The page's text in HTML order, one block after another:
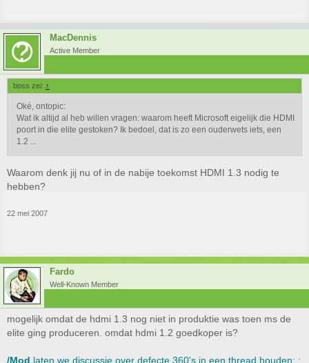
MacDennis
Active Member
boss zei: ↑
Oké, ontopic:
Wat ik altijd al heb willen vragen: waarom heeft Microsoft eigelijk die HDMI
poort in die elite gestoken? Ik bedoel, dat is zo een ouderwets iets, een
1.2 ...
Waarom denk jij nu of in de nabije toekomst HDMI 1.3 nodig te
hebben?
22 mei 2007
Fardo
Well-Known Member
mogelijk omdat de hdmi 1.3 nog niet in produktie was toen ms de
elite ging produceren. omdat hdmi 1.2 goedkoper is?
/Mod laten we discussie over defecte 360's in een thread houden: :